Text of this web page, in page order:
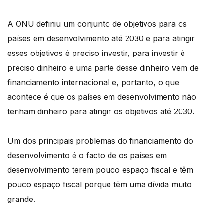
A ONU definiu um conjunto de objetivos para os
países em desenvolvimento até 2030 e para atingir
esses objetivos é preciso investir, para investir é
preciso dinheiro e uma parte desse dinheiro vem de
financiamento internacional e, portanto, o que
acontece é que os países em desenvolvimento não
tenham dinheiro para atingir os objetivos até 2030.
Um dos principais problemas do financiamento do
desenvolvimento é o facto de os países em
desenvolvimento terem pouco espaço fiscal e têm
pouco espaço fiscal porque têm uma dívida muito
grande.